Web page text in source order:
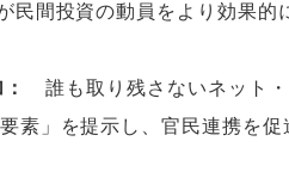
民間投資の動員をより効果的
：誰も取り残さないネット・
素」を提示し、官民連携を促